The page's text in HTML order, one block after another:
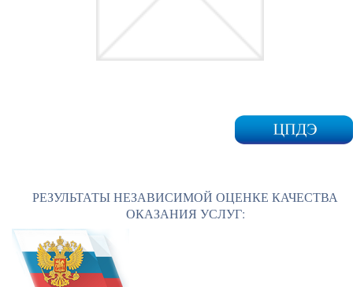
РЕЗУЛЬТАТЫ НЕЗАВИСИМОЙ ОЦЕНКЕ КАЧЕСТВА
ОКАЗАНИЯ УСЛУГ: